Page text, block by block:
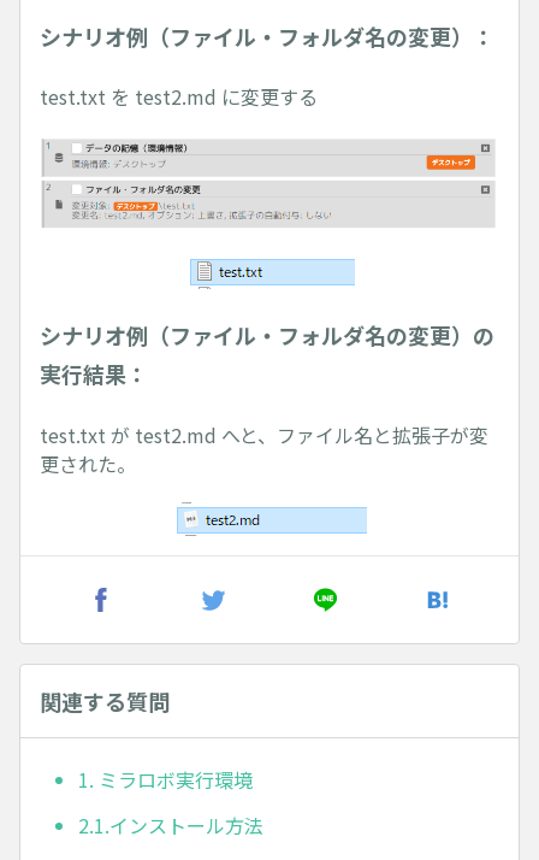
シナリオ例（ファイル・フォルダ名の変更）：
test.txt を test2.md に変更する
シナリオ例（ファイル・フォルダ名の変更）の
実行結果：
test.txt が test2.md へと、ファイル名と拡張子が変
更された。
関連する質問
1. ミラロボ実行環境
2.1.インストール方法